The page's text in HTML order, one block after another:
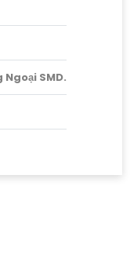
Ngoại SMD.